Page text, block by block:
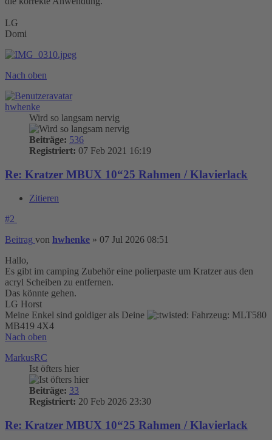
LG
Domi
Nach oben
hwhenke
Wird so langsam nervig
Beiträge: 536
Registriert: 07 Feb 2021 16:19
Re: Kratzer MBUX 10“25 Rahmen / Klavierlack
Zitieren
#2
Beitrag von hwhenke » 07 Jul 2026 08:51
Hallo,
Es gibt im camping Zubehör eine polierpaste um Kratzer aus den
acryl Scheiben zu entfernen.
Das könnte gehen.
LG Horst
Meine Enkel sind goldiger als Deine
Fahrzeug: MLT580
MB419 4X4
Nach oben
MarkusRC
Ist öfters hier
Beiträge: 33
Registriert: 20 Feb 2026 23:30
Re: Kratzer MBUX 10“25 Rahmen / Klavierlack